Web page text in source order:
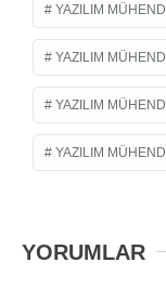
YAZILIM
YAZILIM
YAZILIM
YAZILIM
YORUMLAR